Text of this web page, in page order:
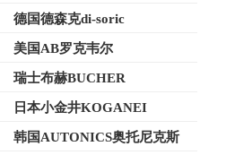
德国德森克di-soric
美国AB罗克韦尔
瑞士布赫BUCHER
日本小金井KOGANEI
韩国AUTONICS奥托尼克斯